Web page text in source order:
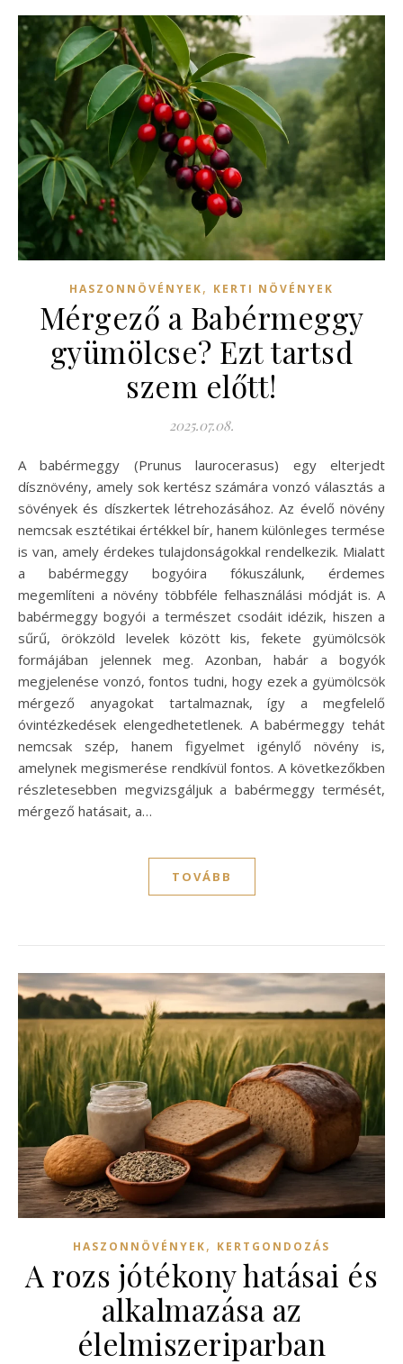
HASZONNÖVÉNYEK, KERTI NÖVÉNYEK
Mérgező a Babérmeggy
gyümölcse? Ezt tartsd
szem előtt!
2025.07.08.
A babérmeggy (Prunus laurocerasus) egy elterjedt
dísznövény, amely sok kertész számára vonzó választás a
sövények és díszkertek létrehozásához. Az évelő növény
nemcsak esztétikai értékkel bír, hanem különleges termése
is van, amely érdekes tulajdonságokkal rendelkezik. Mialatt
a babérmeggy bogyóira fókuszálunk, érdemes
megemlíteni a növény többféle felhasználási módját is. A
babérmeggy bogyói a természet csodáit idézik, hiszen a
sűrű, örökzöld levelek között kis, fekete gyümölcsök
formájában jelennek meg. Azonban, habár a bogyók
megjelenése vonzó, fontos tudni, hogy ezek a gyümölcsök
mérgező anyagokat tartalmaznak, így a megfelelő
óvintézkedések elengedhetetlenek. A babérmeggy tehát
nemcsak szép, hanem figyelmet igénylő növény is,
amelynek megismerése rendkívül fontos. A következőkben
részletesebben megvizsgáljuk a babérmeggy termését,
mérgező hatásait, a…
TOVÁBB
HASZONNÖVÉNYEK, KERTGONDOZÁS
A rozs jótékony hatásai és
alkalmazása az
élelmiszeriparban